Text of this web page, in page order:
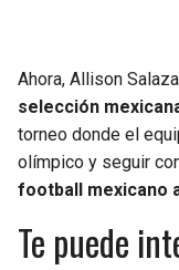
Ahora, Allison
selección
torneo donde el
olímpico y seguir
football mexicano
Te puede